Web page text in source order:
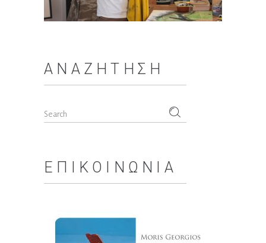
ΑΝΑΖΉΤΗΣΗ
Search
ΕΠΙΚΟΙΝΩΝΊΑ